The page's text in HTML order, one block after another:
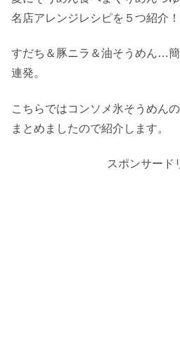
名店アレンジレシピを５つ紹介！
すだち＆豚ニラ＆油そうめん…
連発。
こちらではコンソメ氷そうめん
まとめましたので紹介します。
スポンサード